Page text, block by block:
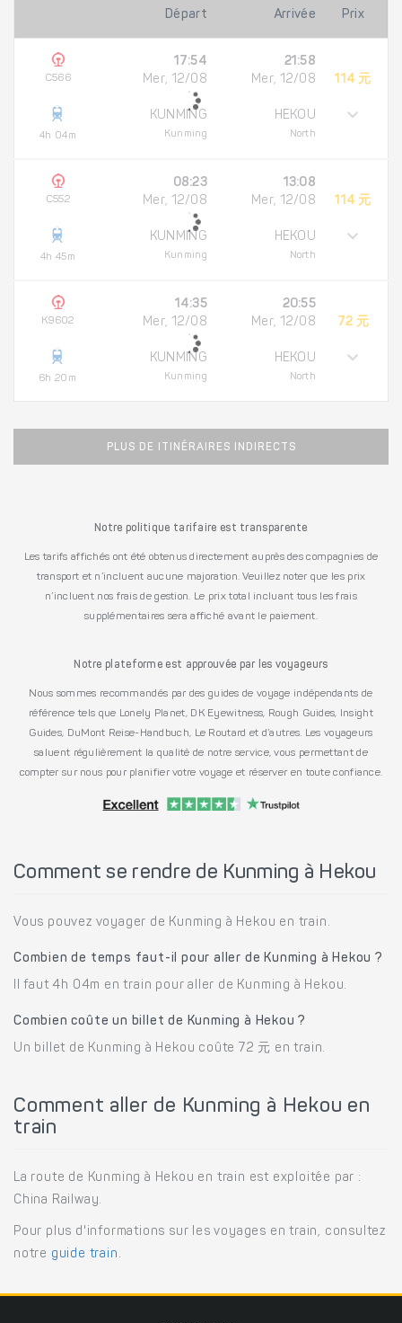
Départ Arrivée Prix
C566
4h 04m
17:54
Mer, 12/08
KUNMING
Kunming
21:58
Mer, 12/08
HEKOU
North
114 元
C552
4h 45m
08:23
Mer, 12/08
KUNMING
Kunming
13:08
Mer, 12/08
HEKOU
North
114 元
K9602
6h 20m
14:35
Mer, 12/08
KUNMING
Kunming
20:55
Mer, 12/08
HEKOU
North
72 元
PLUS DE ITINÉRAIRES INDIRECTS
Notre politique tarifaire est transparente
Les tarifs affichés ont été obtenus directement auprès des compagnies de
transport et n’incluent aucune majoration. Veuillez noter que les prix
n’incluent nos frais de gestion. Le prix total incluant tous les frais
supplémentaires sera affiché avant le paiement.
Notre plateforme est approuvée par les voyageurs
Nous sommes recommandés par des guides de voyage indépendants de
référence tels que Lonely Planet, DK Eyewitness, Rough Guides, Insight
Guides, DuMont Reise-Handbuch, Le Routard et d’autres. Les voyageurs
saluent régulièrement la qualité de notre service, vous permettant de
compter sur nous pour planifier votre voyage et réserver en toute confiance.
Comment se rendre de Kunming à Hekou
Vous pouvez voyager de Kunming à Hekou en train.
Combien de temps faut-il pour aller de Kunming à Hekou ?
Il faut 4h 04m en train pour aller de Kunming à Hekou.
Combien coûte un billet de Kunming à Hekou ?
Un billet de Kunming à Hekou coûte 72 元 en train.
Comment aller de Kunming à Hekou en
train
La route de Kunming à Hekou en train est exploitée par :
China Railway.
Pour plus d'informations sur les voyages en train, consultez
notre guide train .